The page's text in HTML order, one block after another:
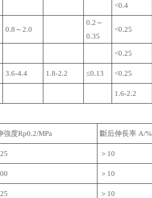
<0.4
0.8～2.0
0.2～
0.35
<0.25
<0.25
3.6-4.4 1.8-2.2 ≤0.13 <0.25
1.6-2.2
強度Rp0.2/MPa 斷后伸長率 A/%
＞10
＞10
＞10